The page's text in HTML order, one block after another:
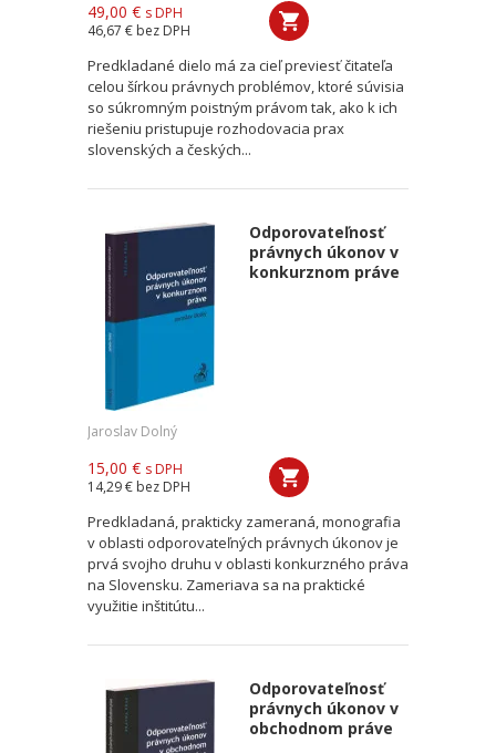
49,00 € s DPH
46,67 € bez DPH
Predkladané dielo má za cieľ previesť čitateľa
celou šírkou právnych problémov, ktoré súvisia
so súkromným poistným právom tak, ako k ich
riešeniu pristupuje rozhodovacia prax
slovenských a českých...
Odporovateľnosť
právnych úkonov v
konkurznom práve
Jaroslav Dolný
15,00 € s DPH
14,29 € bez DPH
Predkladaná, prakticky zameraná, monografia
v oblasti odporovateľných právnych úkonov je
prvá svojho druhu v oblasti konkurzného práva
na Slovensku. Zameriava sa na praktické
využitie inštitútu...
Odporovateľnosť
právnych úkonov v
obchodnom práve